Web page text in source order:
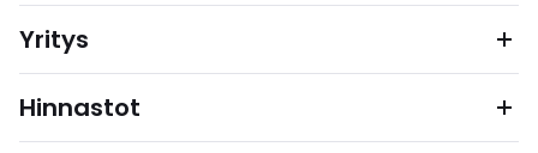
Yritys
Hinnastot